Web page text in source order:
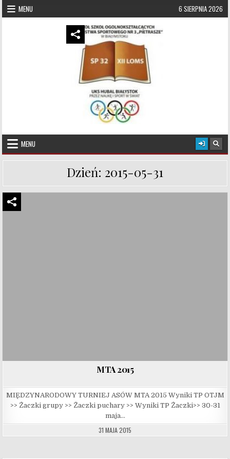
Skip to content
MENU 6 SIERPNIA 2026
UKS Hubal Białystok
MENU
Dzień: 2015-05-31
MTA 2015
MIĘDZYNARODOWY TURNIEJ ASÓW MTA 2015 Wyniki TP OTJM
>> Żaczki grupy >> Żaczki puchary >> Wyniki TP Żaczki>> 30-31
maja…
31 MAJA 2015